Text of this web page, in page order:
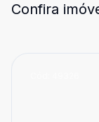
Confira